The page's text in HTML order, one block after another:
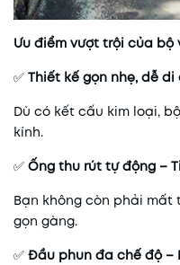
Ưu điểm vượt trội của bộ
✅ Thiết kế gọn nhẹ, dễ di
Dù có kết cấu kim loại,
kính.
✅ Ống thu rút tự động –
Bạn không còn phải mất
gọn gàng.
✅ Đầu phun đa chế độ –